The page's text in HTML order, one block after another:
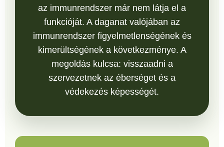
az immunrendszer már nem látja el a
funkcióját. A daganat valójában az
immunrendszer figyelmetlenségének és
kimerültségének a következménye. A
megoldás kulcsa: visszaadni a
szervezetnek az éberséget és a
védekezés képességét.